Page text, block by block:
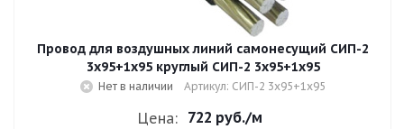
Провод для воздушных линий самонесущий СИП-2
3х95+1х95 круглый СИП-2 3х95+1х95
Нет в наличии Артикул: СИП-2 3х95+1х95
Цена: 722 руб./м